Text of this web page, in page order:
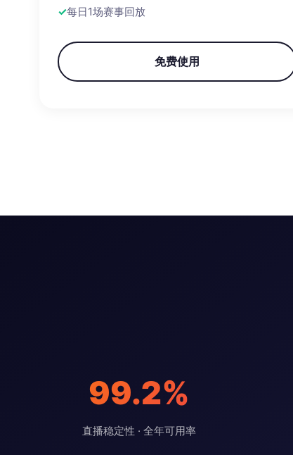
每日1场赛事回放
免费使用
99.2%
直播稳定性 · 全年可用率